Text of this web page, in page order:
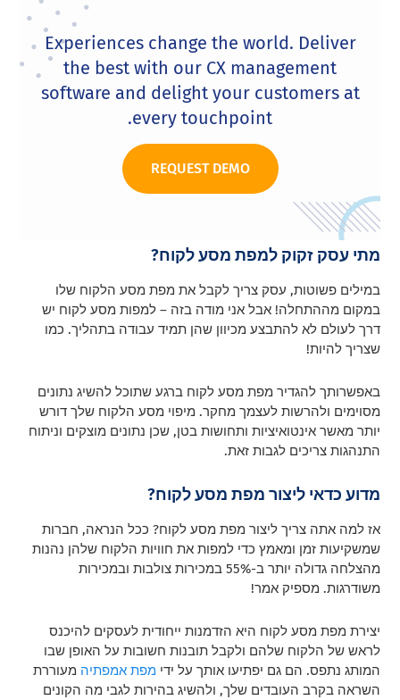
Experiences change the world. Deliver
the best with our CX management
software and delight your customers at
every touchpoint.
REQUEST DEMO
מתי עסק זקוק למפת מסע לקוח?
במילים פשוטות, עסק צריך לקבל את מפת מסע הלקוח שלו
במקום מההתחלה! אבל אני מודה בזה – למפות מסע לקוח יש
דרך לעולם לא להתבצע מכיוון שהן תמיד עבודה בתהליך. כמו
שצריך להיות!
באפשרותך להגדיר מפת מסע לקוח ברגע שתוכל להשיג נתונים
מסוימים ולהרשות לעצמך מחקר. מיפוי מסע הלקוח שלך דורש
יותר מאשר אינטואיציות ותחושות בטן, שכן נתונים מוצקים וניתוח
התנהגות צריכים לגבות זאת.
מדוע כדאי ליצור מפת מסע לקוח?
אז למה אתה צריך ליצור מפת מסע לקוח? ככל הנראה, חברות
שמשקיעות זמן ומאמץ כדי למפות את חוויות הלקוח שלהן נהנות
מהצלחה גדולה יותר ב-55% במכירות צולבות ובמכירות
משודרגות. מספיק אמר!
יצירת מפת מסע לקוח היא הזדמנות ייחודית לעסקים להיכנס
לראש של הלקוח שלהם ולקבל תובנות חשובות על האופן שבו
המותג נתפס. הם גם יפתיעו אותך על ידימפת אמפתיה מעוררת
השראה בקרב העובדים שלך, ולהשיג בהירות לגבי מה הקונים